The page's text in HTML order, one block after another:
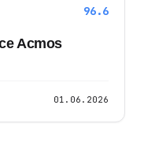
96.6
Acmos
01.06.2026